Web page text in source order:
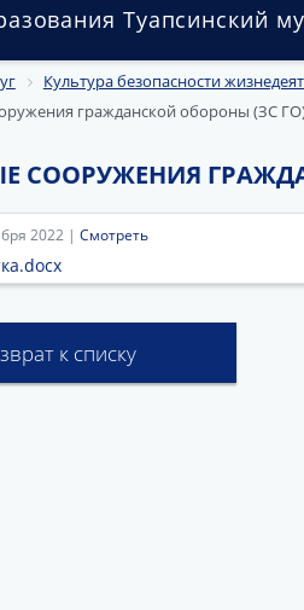
Туапсинский
Культура безопасности
гражданской обороны (ЗС
СООРУЖЕНИЯ
2022 | Смотреть
к списку